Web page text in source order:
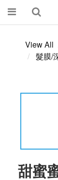
View All
髮膜/
甜蜜